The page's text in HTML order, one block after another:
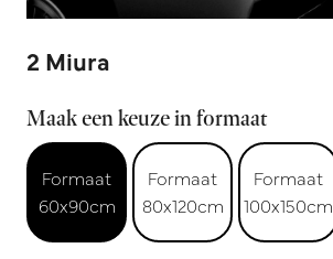
2 Miura
Maak een keuze in formaat
Formaat
60x90cm
Formaat
80x120cm
Formaat
100x150cm